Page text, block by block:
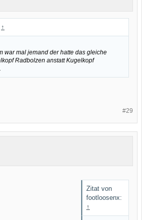
↑
war mal jemand der hatte das gleiche
Radbolzen anstatt Kugelkopf
#29
Zitat von
footloosenx:
↑